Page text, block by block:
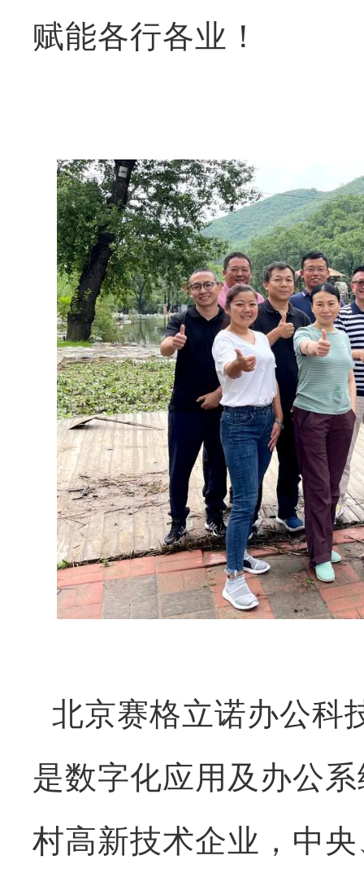
赋能各行各业！
北京赛格立诺办公科
是数字化应用及办公
村高新技术企业，中